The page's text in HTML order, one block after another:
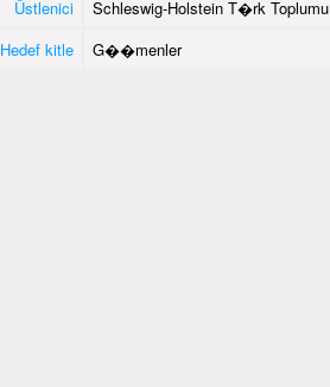
Üstlenici
Schleswig-Holstein T�rk Toplumu
Hedef kitle
G��menler